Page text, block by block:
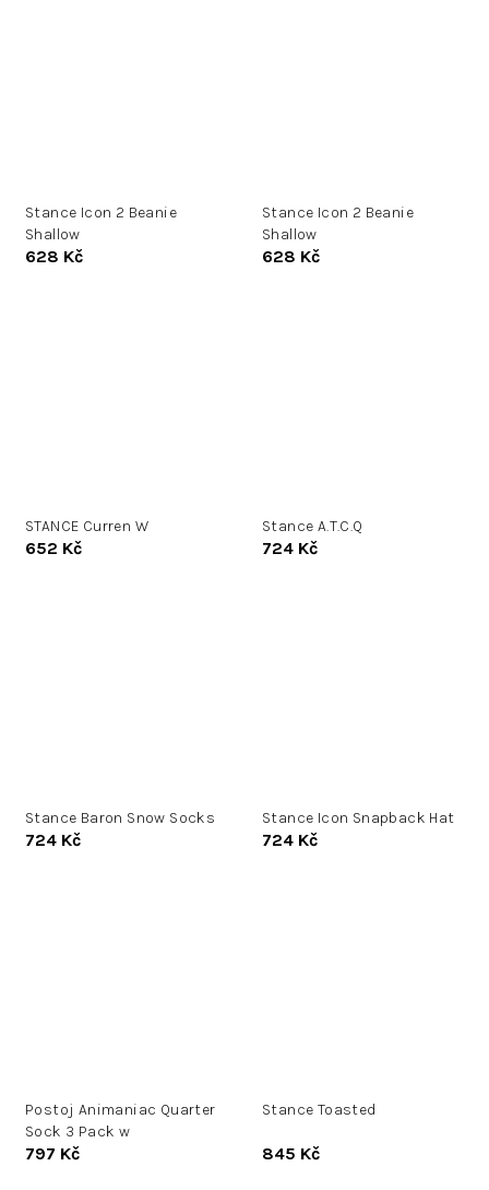
Stance Icon 2 Beanie
Shallow
628 Kč
Stance Icon 2 Beanie
Shallow
628 Kč
STANCE Curren W
652 Kč
Stance A.T.C.Q
724 Kč
Stance Baron Snow Socks
724 Kč
Stance Icon Snapback Hat
724 Kč
Postoj Animaniac Quarter
Sock 3 Pack w
797 Kč
Stance Toasted
845 Kč